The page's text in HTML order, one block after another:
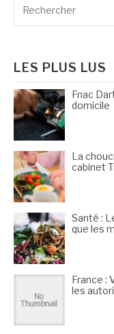
LES PLUS LUS
Fnac
domicile
La
cabinet
Santé :
que les
France :
les